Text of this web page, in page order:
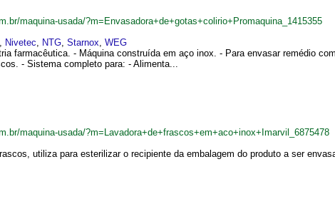
maquina-usada/?m=Envasadora+de+gotas+colirio+Promaquina_1415355
, Nivetec, NTG, Starnox, WEG
farmacêutica. - Máquina construída em aço inox. - Para envasar remédio
- Sistema completo para: - Alimenta...
maquina-usada/?m=Lavadora+de+frascos+em+aco+inox+Imarvil_6875478
utiliza para esterilizar o recipiente da embalagem do produto a ser